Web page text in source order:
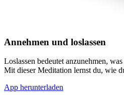
Annehmen und loslassen
Loslassen bedeutet anzunehmen,
Mit dieser Meditation lernst du, wie
App herunterladen